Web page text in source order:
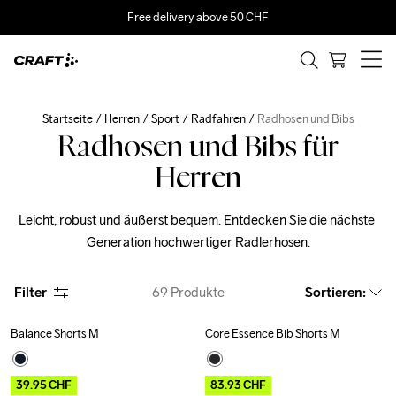
Free delivery above 50 CHF
Startseite Herren Sport Radfahren Radhosen und Bibs
Radhosen und Bibs für
Herren
Leicht, robust und äußerst bequem. Entdecken Sie die nächste
Generation hochwertiger Radlerhosen.
Filter 69 Produkte Sortieren:
Outlet
Balance Shorts M
39.95CHF
Outlet Recycled
Core Essence Bib Shorts M
83.93CHF